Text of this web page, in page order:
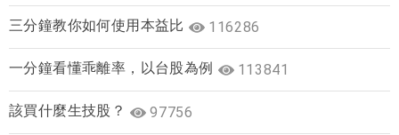
三分鐘教你如何使用本益比 116286
一分鐘看懂乖離率，以台股為例 113841
該買什麼生技股？ 97756